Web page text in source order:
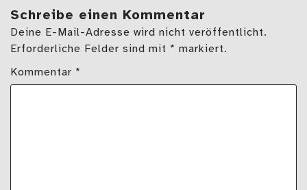
Schreibe einen Kommentar
Deine E-Mail-Adresse wird nicht veröffentlicht.
Erforderliche Felder sind mit * markiert.
Kommentar *